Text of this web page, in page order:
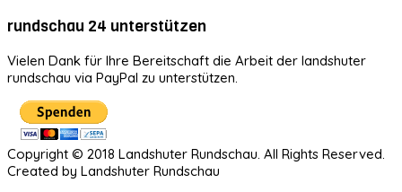
rundschau 24 unterstützen
Vielen Dank für Ihre Bereitschaft die Arbeit der landshuter
rundschau via PayPal zu unterstützen.
Copyright © 2018 Landshuter Rundschau. All Rights Reserved.
Created by Landshuter Rundschau